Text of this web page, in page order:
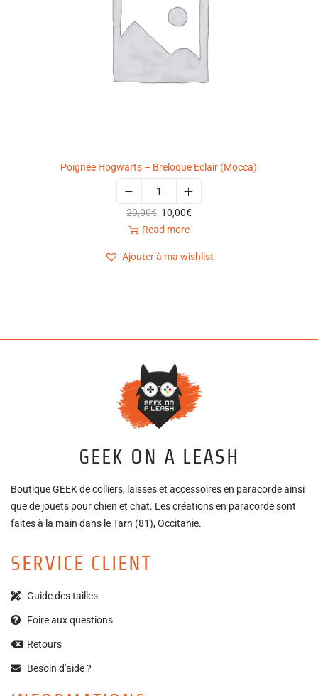
Poignée Hogwarts – Breloque Eclair (Mocca)
20,00€ 10,00€
Read more
Ajouter à ma wishlist
GEEK ON A LEASH
Boutique GEEK de colliers, laisses et accessoires en paracorde ainsi
que de jouets pour chien et chat. Les créations en paracorde sont
faites à la main dans le Tarn (81), Occitanie.
SERVICE CLIENT
Guide des tailles
Foire aux questions
Retours
Besoin d'aide ?